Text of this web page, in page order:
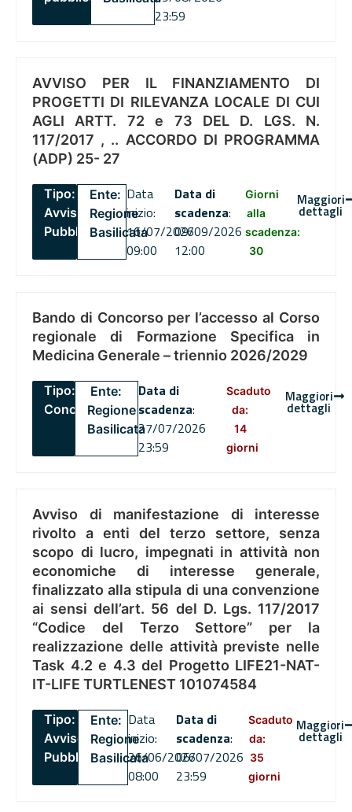
23:59
AVVISO PER IL FINANZIAMENTO DI
PROGETTI DI RILEVANZA LOCALE DI CUI
AGLI ARTT. 72 e 73 DEL D. LGS. N.
117/2017 , .. ACCORDO DI PROGRAMMA
(ADP) 25- 27
Tipo:
Avviso
Pubblico
Ente:
Regione
Basilicata
Data
inizio:
16/07/2026
09:00
Data di
scadenza:
09/09/2026
12:00
Giorni
alla
scadenza:
30
Maggiori
dettagli
Bando di Concorso per l’accesso al Corso
regionale di Formazione Specifica in
Medicina Generale – triennio 2026/2029
Tipo:
Concorsi
Ente:
Regione
Basilicata
Data di
scadenza:
27/07/2026
23:59
Scaduto
da:
14
giorni
Maggiori
dettagli
Avviso di manifestazione di interesse
rivolto a enti del terzo settore, senza
scopo di lucro, impegnati in attività non
economiche di interesse generale,
finalizzato alla stipula di una convenzione
ai sensi dell’art. 56 del D. Lgs. 117/2017
“Codice del Terzo Settore” per la
realizzazione delle attività previste nelle
Task 4.2 e 4.3 del Progetto LIFE21-NAT-
IT-LIFE TURTLENEST 101074584
Tipo:
Avviso
Pubblico
Ente:
Regione
Basilicata
Data
inizio:
26/06/2026
08:00
Data di
scadenza:
06/07/2026
23:59
Scaduto
da:
35
giorni
Maggiori
dettagli